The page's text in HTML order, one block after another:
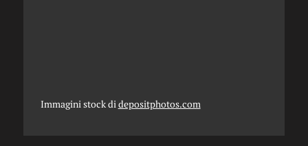
Immagini stock didepositphotos.com